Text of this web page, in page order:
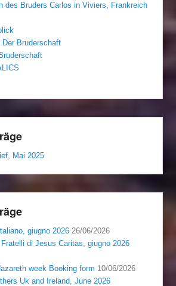
des Bruders Carlos in Viviers, Frankreich
Bruderschaft
Mai 2025
giugno 2026 26/06/2026
di Jesus Caritas, giugno 2026
week Booking form 10/06/2026
Uk and Ireland, June 2026